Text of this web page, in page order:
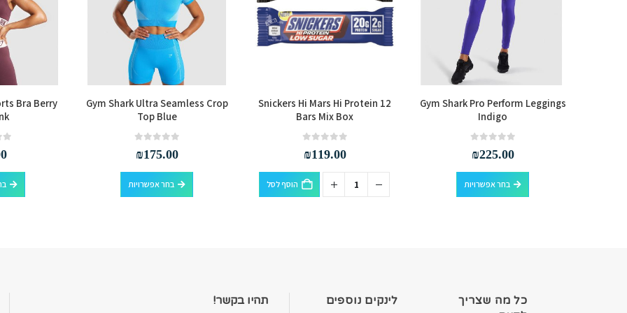
Gym Shark Pro Perform Leggings
Indigo
₪225.00
בחר אפשרויות
למוצר זה יש מספר סוגים. ניתן לבחור את האפשרויות בעמוד המוצר
Snickers Hi Mars Hi Protein 12
Bars Mix Box
₪119.00
הוסף לסל
Gym Shark Ultra Seamless Crop
Top Blue
₪175.00
בחר אפשרויות
למוצר זה יש מספר סוגים. ניתן לבחור את האפשרויות בעמוד המוצר
Bra Berry
כל מה שצריך
לינקים נוספים תהיו בקשר!